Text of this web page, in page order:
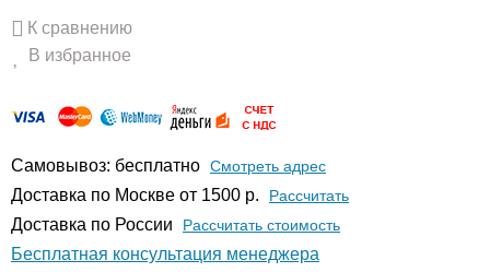
К сравнению
В избранное
Самовывоз: бесплатно Смотреть адрес
Доставка по Москве от 1500 р. Расcчитать
Доставка по России Рассчитать стоимость
Бесплатная консультация менеджера